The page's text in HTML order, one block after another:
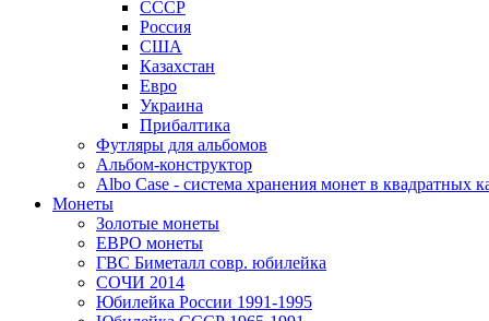
СССР
Россия
США
Казахстан
Евро
Украина
Прибалтика
Футляры для альбомов
Альбом-конструктор
Albo Case - система хранения монет в квадратных
Монеты
Золотые монеты
ЕВРО монеты
ГВС Биметалл совр. юбилейка
СОЧИ 2014
Юбилейка России 1991-1995